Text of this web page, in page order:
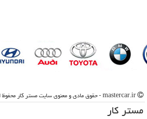
مستر كار